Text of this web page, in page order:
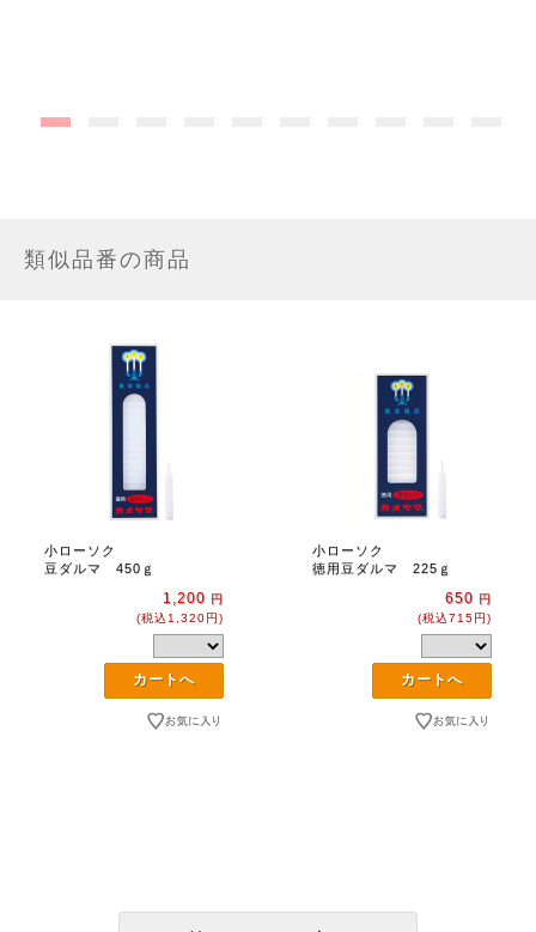
類似品番の商品
小ローソク
豆ダルマ 450ｇ
1,200 円
(税込1,320円)
小ローソク
徳用豆ダルマ 225ｇ
650 円
(税込715円)